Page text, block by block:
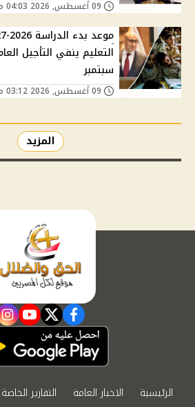
سبتمبر
المزيد
facebook
twitter
الرئيسية الاخبار العامة التقارير الخاصة